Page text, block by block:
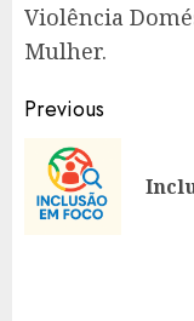
Violência
Mulher.
Post
navigation
Previous